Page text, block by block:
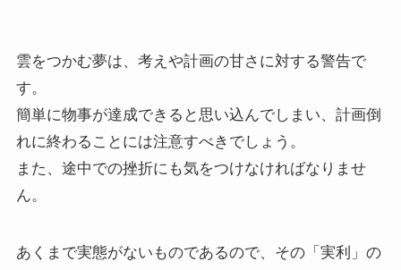
雲をつかむ夢は、考えや計画の甘さに対する警告で
す。
簡単に物事が達成できると思い込んでしまい、計画倒
れに終わることには注意すべきでしょう。
また、途中での挫折にも気をつけなければなりませ
ん。
あくまで実態がないものであるので、その「実利」の